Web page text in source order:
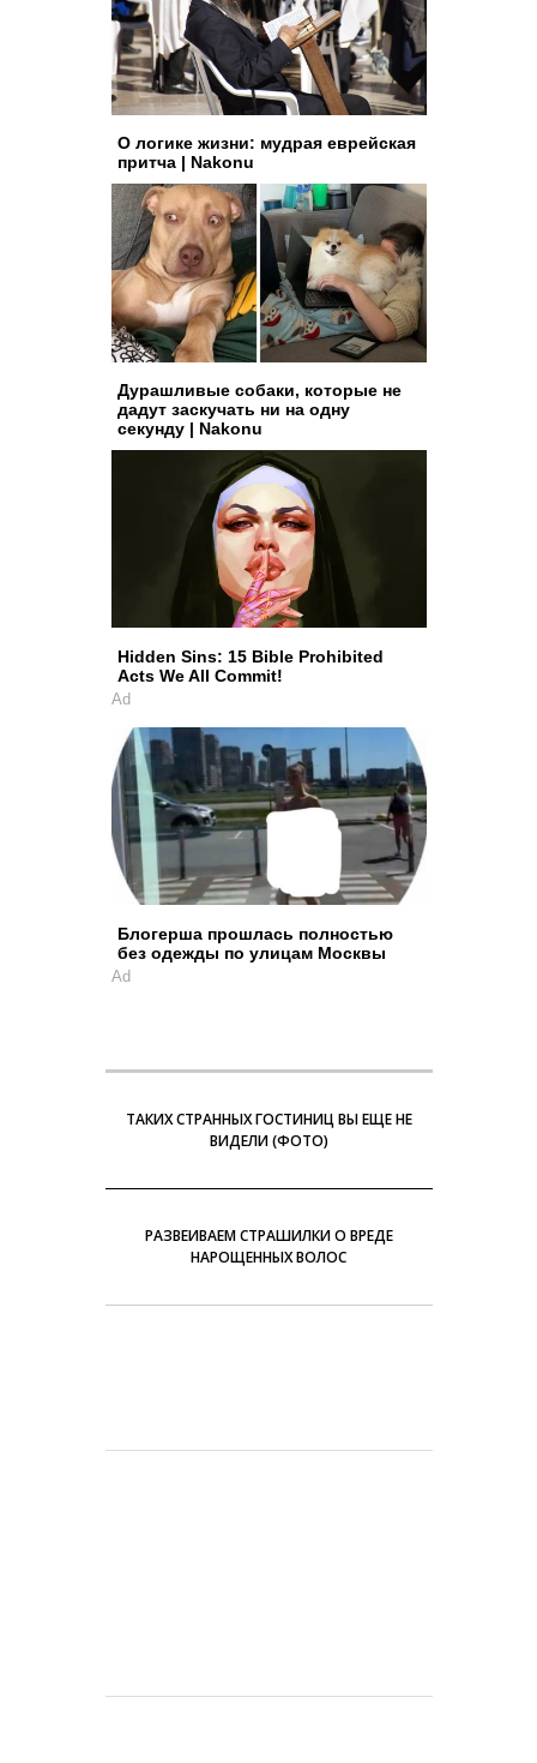
О логике жизни: мудрая еврейская
притча | Nakonu
Дурашливые собаки, которые не
дадут заскучать ни на одну
секунду | Nakonu
Hidden Sins: 15 Bible Prohibited
Acts We All Commit!
Ad
Блогерша прошлась полностью
без одежды по улицам Москвы
Ad
ТАКИХ СТРАННЫХ ГОСТИНИЦ ВЫ ЕЩЕ НЕ
ВИДЕЛИ (ФОТО)
РАЗВЕИВАЕМ СТРАШИЛКИ О ВРЕДЕ
НАРОЩЕННЫХ ВОЛОС